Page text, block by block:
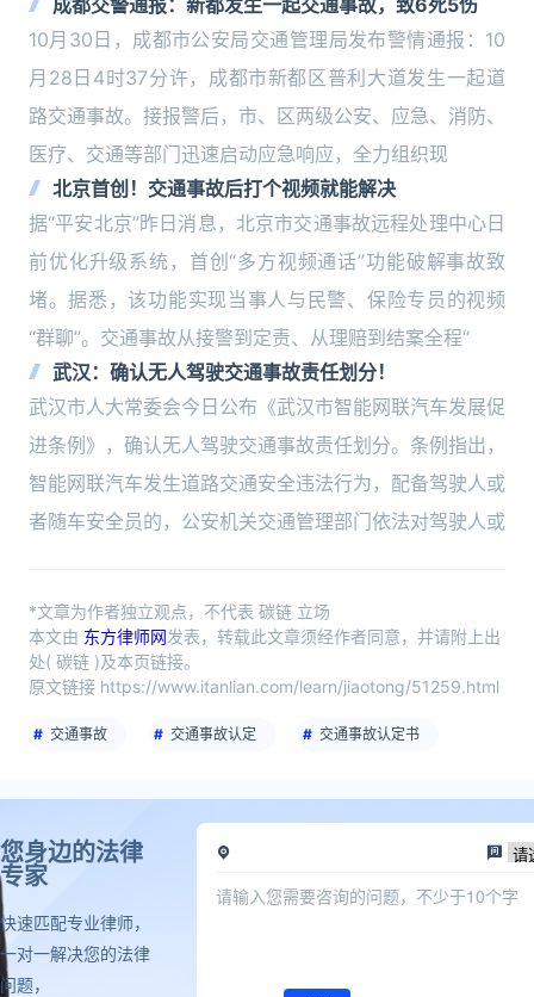
成都交警通报：新都发生一起交通事故，致6死5伤
10月30日，成都市公安局交通管理局发布警情通报：10
月28日4时37分许，成都市新都区普利大道发生一起道
路交通事故。接报警后，市、区两级公安、应急、消防、
医疗、交通等部门迅速启动应急响应，全力组织现
北京首创！交通事故后打个视频就能解决
据“平安北京”昨日消息，北京市交通事故远程处理中心日
前优化升级系统，首创“多方视频通话”功能破解事故致
堵。据悉，该功能实现当事人与民警、保险专员的视频
“群聊”。交通事故从接警到定责、从理赔到结案全程“
武汉：确认无人驾驶交通事故责任划分！
武汉市人大常委会今日公布《武汉市智能网联汽车发展促
进条例》，确认无人驾驶交通事故责任划分。条例指出，
智能网联汽车发生道路交通安全违法行为，配备驾驶人或
者随车安全员的，公安机关交通管理部门依法对驾驶人或
*文章为作者独立观点，不代表 碳链 立场
本文由 东方律师网发表，转载此文章须经作者同意，并请附上出
处( 碳链 )及本页链接。
原文链接 https://www.itanlian.com/learn/jiaotong/51259.html
交通事故 交通事故认定 交通事故认定书
您身边的法律
专家
快速匹配专业律师，
一对一解决您的法律
问题，